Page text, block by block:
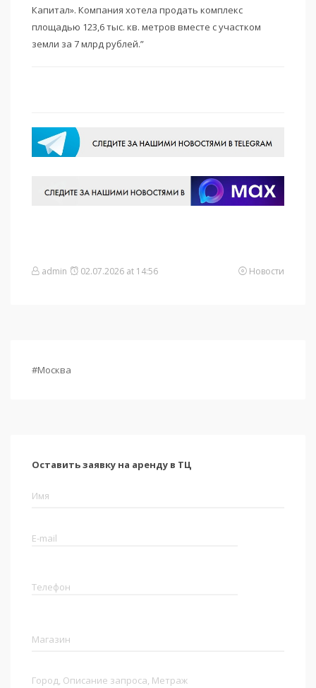
Капитал». Компания хотела продать комплекс
площадью 123,6 тыс. кв. метров вместе с участком
земли за 7 млрд рублей.”
admin 02.07.2026 at 14:56 Новости
#Москва
Оставить заявку на аренду в ТЦ